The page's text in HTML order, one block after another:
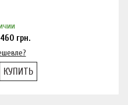
грн.
КУПИТЬ